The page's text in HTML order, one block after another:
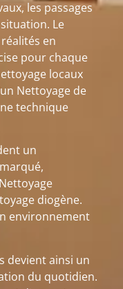
les passages
Le
en
pour chaque
locaux
Nettoyage de
technique
un
diogène.
environnement
devient ainsi un
du quotidien.